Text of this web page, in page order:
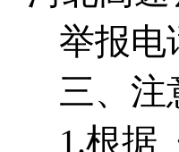
举报电
三、注
1.根据